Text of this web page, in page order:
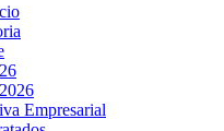
Empresarial